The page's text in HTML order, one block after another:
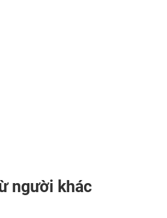
người khác